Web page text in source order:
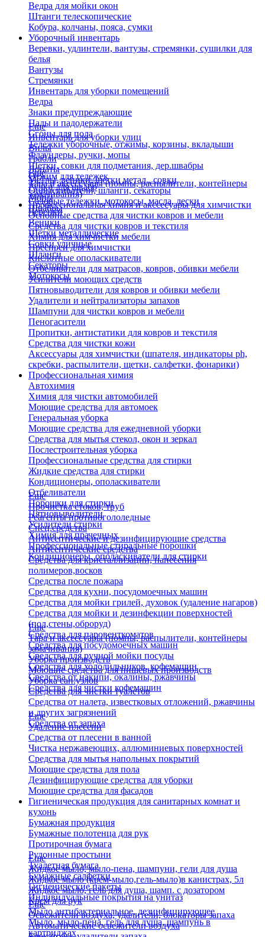
Ведра для мойки окон
Штанги телескопические
Кобура, колчаны, пояса, сумки
Уборочный инвентарь
Веревки, удлинтели, вантузы, стремянки, сушилки для
белья
Вантузы
Стремянки
Инвентарь для уборки помещений
Ведра
Знаки предупреждающие
Пады и падодержатели
Сгоны для пола
Тележки уборочные, отжимы, корзины, вкладыши
Флаундеры, ручки, мопы
Щетки, совки для подметания, дер.швабры
Отжим для тележек
Ручки для швабр
Мопы
Швабры
Еще
Инвентарь для уборки улиц
Вилы
Грабли
Лопаты
Метлы, веники, щетки метал., совки
Опрыскиватели, шланги, секаторы
Садовые тележки, мотокосы, масла, лески
Черенки
Веники
Щетки металлические
Совки уличные
Шланги
Секаторы
Мотокосы
Еще
Тара и аксессуары (помпы, распылители, контейнеры
замачивания)
Профессиональная химия и акссесуары для химчистки
Основные средства для чистки ковров и мебели
Средства для чистки ковров и текстиля
Химия для химчистки мебели
Преспреи для химчистки
Кислотные ополаскиватели
Отбеливатели для матрасов, ковров, обивки мебели
Усилители моющих средств
Пятновыводители для ковров и обивки мебели
Удалители и нейтрализаторы запахов
Шампуни для чистки ковров и мебели
Пеногасители
Пропитки, антистатики для ковров и текстиля
Средства для чистки кожи
Аксессуары для химчистки (шпателя, индикаторы ph,
скребки, распылители, щетки, салфетки, фонарики)
Профессиональная химия
Автохимия
Химия для чистки автомобилей
Моющие средства для автомоек
Генеральная уборка
Моющие средства для ежедневной уборки
Средства для мытья стекол, окон и зеркал
Послестроительная уборка
Профессиональные средства для стирки
Жидкие средства для стирки
Кондиционеры, ополаскиватели
Отбеливатели
Порошки для стирки
Пятновыводители
Усилители стирки
Химия для прачечных
Профессиональные стиральные порошки
Кондиционеры, ополаскиватели для стирки
Еще
Прочистка стоков, труб
Реагенты противогололедные
Спец.средства
Антисептические и дезинфицирующие средства
Антисептические средства
Средства для кристаллизации, нанесения
полимеров,восков
Средства после пожара
Средства для кухни, посудомоечных машин
Средства для мойки грилей, духовок (удаление нагаров)
Средства для мойки и дезинфекции поверхностей
(пол,стены,оброруд)
Средства для паровенткоматов
Средства для посудомоечных машин
Средства для ручной мойки посуды
Средства для холодильников, кофемашин
Средства от накипи, окалины, ржавчины
Средства для чистки кофемашин
Еще
Тара и аксессуары (помпы, распылители, контейнеры
замачивания)
Уборка производств
Моющие средства для пищевых производств
Уборка сан.узлов
Средства для чистки туалетов
Средства от налета, известковых отложений, ржавчины
и других загрязнений
Средства от запаха
Еще
Удаление плесени
Средства от плесени в ванной
Чистка нержавеющих, аллюминиевых поверхностей
Средства для мытья напольных покрытий
Моющие средства для пола
Дезинфицирующие средства для уборки
Моющие средства для фасадов
Гигиеническая продукция для санитарных комнат и
кухонь
Бумажная продукция
Бумажные полотенца для рук
Протирочная бумага
Рулонные простыни
Туалетная бумага
Бумажные салфетки
Гигиенические пакеты
Индивидуальные покрытия на унитаз
Еще
Жидкое мыло, мыло-пена, шампуни, гели для душа
Жидкое мыло (крем-мыло,гель-мыло)в канистрах, 5л
Жидкое мыло, гель для душа, шамп. с дозатором
Крем для рук
Мыло антибактериальное, дезинфицирующее
Мыло, мыло-пена, гель для душа, шампунь в
картриджах
Еще
Освежители воздуха, удалители, блокаторы запаха
Автоматические освежители воздуха